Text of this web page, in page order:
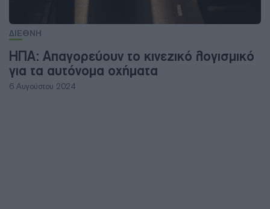
ΔΙΕΘΝΗ
ΗΠΑ: Απαγoρεύουν το κινεζικό λογισμικό
για τα αυτόνομα οχήματα
6 Αυγούστου 2024